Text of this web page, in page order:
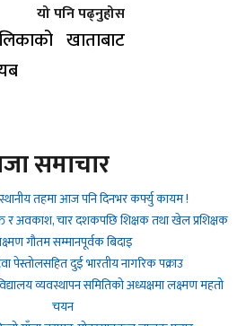
यो पनि पढ्नुहोस
खाताबाट
समाचार
तहमा आज पनि दिनभर कर्फ्यु कायम !
र अवकाश, चार दशकपछि शिक्षक तथा खेल प्रशिक्षक
गौतम सम्मानपूर्वक बिदाइ
पेस्तोलसहित दुई भारतीय नागरिक पक्राउ
व्यवस्थापन समितिको अध्यक्षमा लक्ष्मण महतो
चयन